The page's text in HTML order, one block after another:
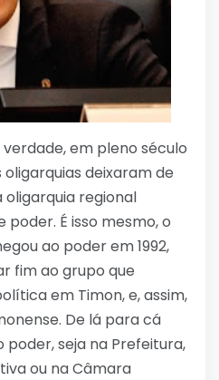
em pleno século
oligarquias deixaram de
oligarquia regional
É isso mesmo, o
ao poder em 1992,
fim ao grupo que
em Timon, e, assim,
De lá para cá
seja na Prefeitura,
ou na Câmara